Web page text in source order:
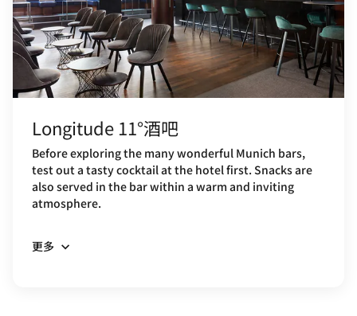
Longitude 11°酒吧
Before exploring the many wonderful Munich bars,
test out a tasty cocktail at the hotel first. Snacks are
also served in the bar within a warm and inviting
atmosphere.
更多